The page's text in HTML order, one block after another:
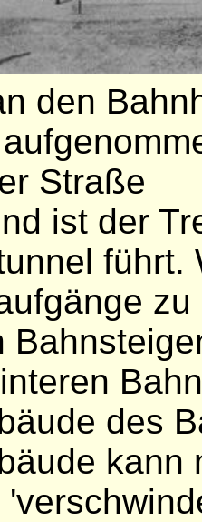
den
Straße
ist der
führt.
des